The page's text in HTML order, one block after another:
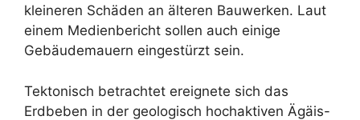
kleineren Schäden an älteren Bauwerken. Laut
einem Medienbericht sollen auch einige
Gebäudemauern eingestürzt sein.
Tektonisch betrachtet ereignete sich das
Erdbeben in der geologisch hochaktiven Ägäis-